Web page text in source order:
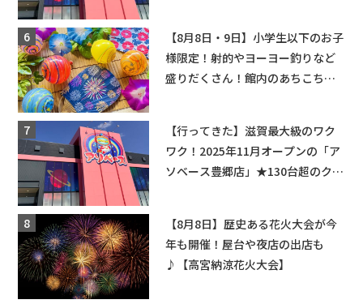
【8月8日・9日】小学生以下のお子
様限定！射的やヨーヨー釣りなど
盛りだくさん！館内のあちこちに
【行ってきた】滋賀最大級のワク
ワク！2025年11月オープンの「ア
ソベース豊郷店」★130台超のクレ
【8月8日】歴史ある花火大会が今
年も開催！屋台や夜店の出店も
♪【高宮納涼花火大会】